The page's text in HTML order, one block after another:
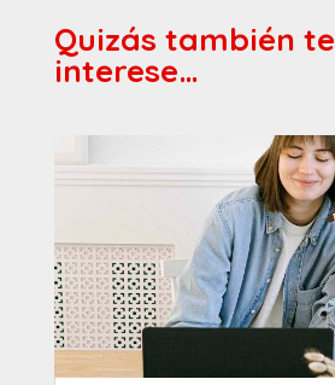
Quizás también te
interese…